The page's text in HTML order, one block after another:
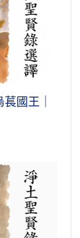
國王｜